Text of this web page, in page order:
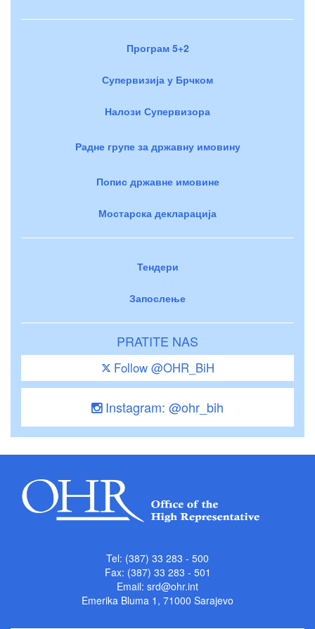
Програм 5+2
Супервизија у Брчком
Налози Супервизора
Радне групе за државну имовину
Попис државне имовине
Мостарска декларација
Тендери
Запослење
PRATITE NAS
Follow @OHR_BiH
Instagram: @ohr_bih
Tel: (387) 33 283 - 500
Fax: (387) 33 283 - 501
Email: srd@ohr.int
Emerika Bluma 1, 71000 Sarajevo